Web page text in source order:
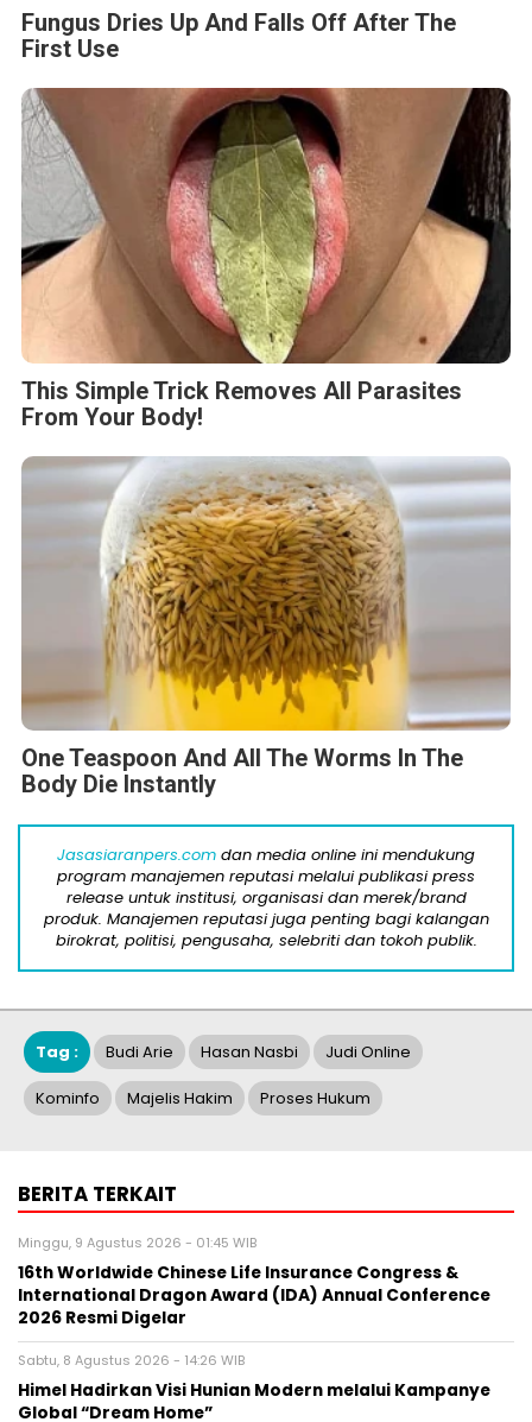
Fungus Dries Up And Falls Off After The
First Use
This Simple Trick Removes All Parasites
From Your Body!
One Teaspoon And All The Worms In The
Body Die Instantly
Jasasiaranpers.com dan media online ini mendukung
program manajemen reputasi melalui publikasi press
release untuk institusi, organisasi dan merek/brand
produk. Manajemen reputasi juga penting bagi kalangan
birokrat, politisi, pengusaha, selebriti dan tokoh publik.
Tag : Budi Arie Hasan Nasbi Judi Online
Kominfo Majelis Hakim Proses Hukum
BERITA TERKAIT
Minggu, 9 Agustus 2026 - 01:45 WIB
16th Worldwide Chinese Life Insurance Congress &
International Dragon Award (IDA) Annual Conference
2026 Resmi Digelar
Sabtu, 8 Agustus 2026 - 14:26 WIB
Himel Hadirkan Visi Hunian Modern melalui Kampanye
Global “Dream Home”